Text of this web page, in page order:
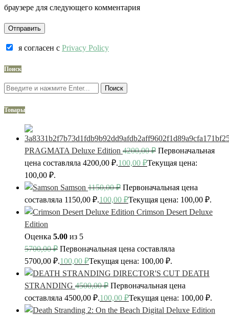
браузере для следующего комментария
я согласен c Privacy Policy
Поиск
Поиск
Товары
PRAGMATA Deluxe Edition 4200,00₽ Первоначальная
цена составляла 4200,00 ₽.100,00 ₽Текущая цена:
100,00 ₽.
Samson 1150,00₽ Первоначальная цена
составляла 1150,00 ₽.100,00 ₽Текущая цена: 100,00 ₽.
Crimson Desert Deluxe
Edition
Оценка 5.00 из 5
5700,00₽ Первоначальная цена составляла
5700,00 ₽.100,00 ₽Текущая цена: 100,00 ₽.
DEATH
STRANDING 4500,00₽ Первоначальная цена
составляла 4500,00 ₽.100,00 ₽Текущая цена: 100,00 ₽.